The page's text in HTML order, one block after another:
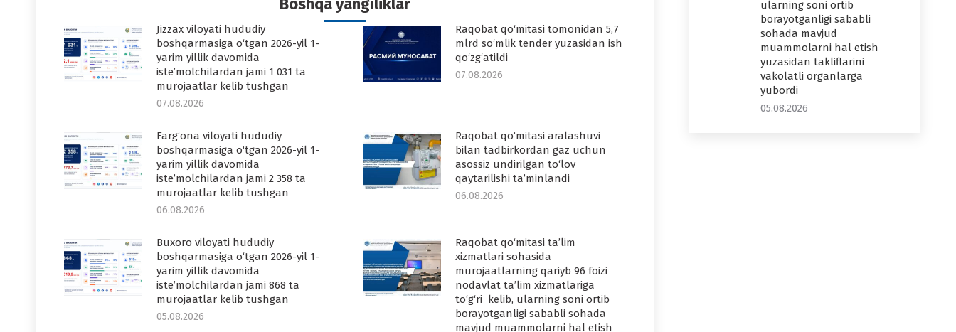
Boshqa yangiliklar
Jizzax viloyati hududiy
boshqarmasiga o‘tgan 2026-yil 1-
yarim yillik davomida
iste’molchilardan jami 1 031 ta
murojaatlar kelib tushgan
07.08.2026
Raqobat qo‘mitasi tomonidan 5,7
mlrd so‘mlik tender yuzasidan ish
qo‘zg‘atildi
07.08.2026
Farg‘ona viloyati hududiy
boshqarmasiga o‘tgan 2026-yil 1-
yarim yillik davomida
iste’molchilardan jami 2 358 ta
murojaatlar kelib tushgan
06.08.2026
Raqobat qo‘mitasi aralashuvi
bilan tadbirkordan gaz uchun
asossiz undirilgan to‘lov
qaytarilishi ta’minlandi
06.08.2026
Buxoro viloyati hududiy
boshqarmasiga o‘tgan 2026-yil 1-
yarim yillik davomida
iste’molchilardan jami 868 ta
murojaatlar kelib tushgan
05.08.2026
Raqobat qo‘mitasi ta’lim
xizmatlari sohasida
murojaatlarning qariyb 96 foizi
nodavlat ta’lim xizmatlariga
to‘g‘ri kelib, ularning soni ortib
borayotganligi sababli sohada
mavjud muammolarni hal etish
ularning soni ortib
borayotganligi sababli
sohada mavjud
muammolarni hal etish
yuzasidan takliflarini
vakolatli organlarga
yubordi
05.08.2026